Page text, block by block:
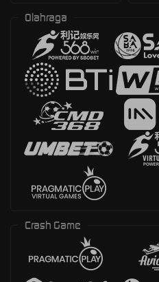
Olahraga
Crash Game